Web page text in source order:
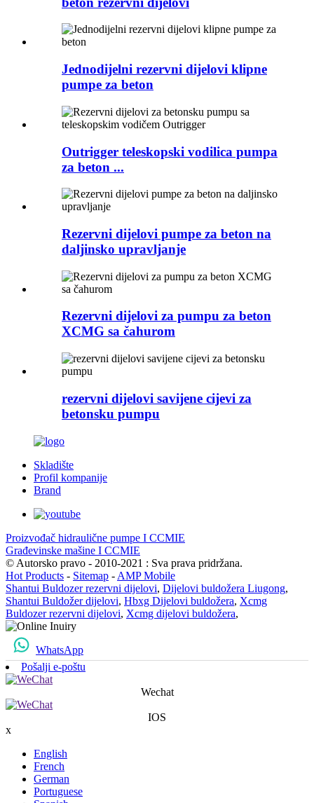
Jednodijelni rezervni dijelovi klipne
pumpe za beton
Outrigger teleskopski vodilica pumpa
za beton ...
Rezervni dijelovi pumpe za beton na
daljinsko upravljanje
Rezervni dijelovi za pumpu za beton
XCMG sa čahurom
rezervni dijelovi savijene cijevi za
betonsku pumpu
Skladište
Profil kompanije
Brand
Proizvođač hidraulične pumpe I CCMIE
Građevinske mašine I CCMIE
© Autorsko pravo - 2010-2021 : Sva prava pridržana.
Hot Products - Sitemap - AMP Mobile
Shantui Buldozer rezervni dijelovi, Dijelovi buldožera Liugong,
Shantui Buldožer dijelovi, Hbxg Dijelovi buldožera, Xcmg
Buldozer rezervni dijelovi, Xcmg dijelovi buldožera,
WhatsApp
Pošalji e-poštu
Wechat
IOS
x
English
French
German
Portuguese